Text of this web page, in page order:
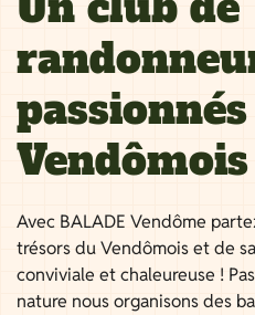
Vendômois
Avec BALADE Vendôme
trésors du Vendômois et de
conviviale et chaleureuse !
nature nous organisons des